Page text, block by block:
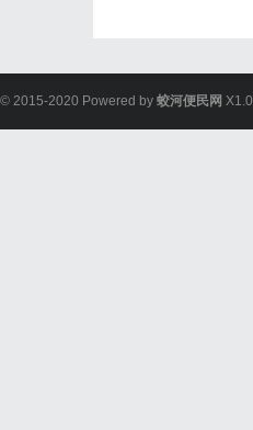
© 2015-2020 Powered by 蛟河便民网 X1.0